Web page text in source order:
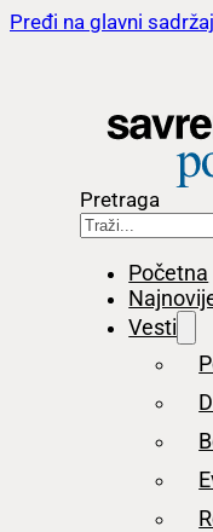
Pređi na glavni sadržaj
Pretraga
Početna
Vesti